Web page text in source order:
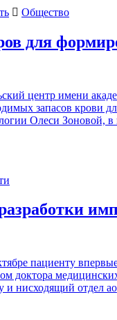
Общество
для
центр имени
запасов крови
Олеси
пациенту
доктора
и нисходящий